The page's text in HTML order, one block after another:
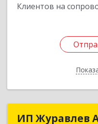
Клиентов на
ИП Журавлев
ИП